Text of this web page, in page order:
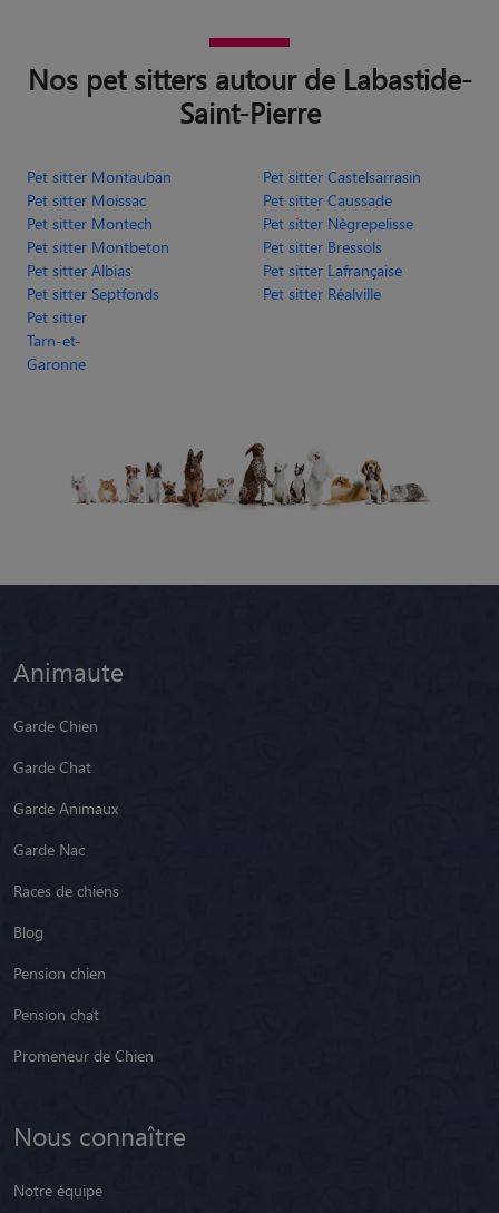
Nos pet sitters autour de Labastide-
Saint-Pierre
Pet sitter Montauban
Pet sitter Castelsarrasin
Pet sitter Moissac
Pet sitter Caussade
Pet sitter Montech
Pet sitter Nègrepelisse
Pet sitter Montbeton
Pet sitter Bressols
Pet sitter Albias
Pet sitter Lafrançaise
Pet sitter Septfonds
Pet sitter Réalville
Pet sitter
Tarn-et-
Garonne
Animaute
Garde Chien
Garde Chat
Garde Animaux
Garde Nac
Races de chiens
Blog
Pension chien
Pension chat
Promeneur de Chien
Nous connaître
Notre équipe